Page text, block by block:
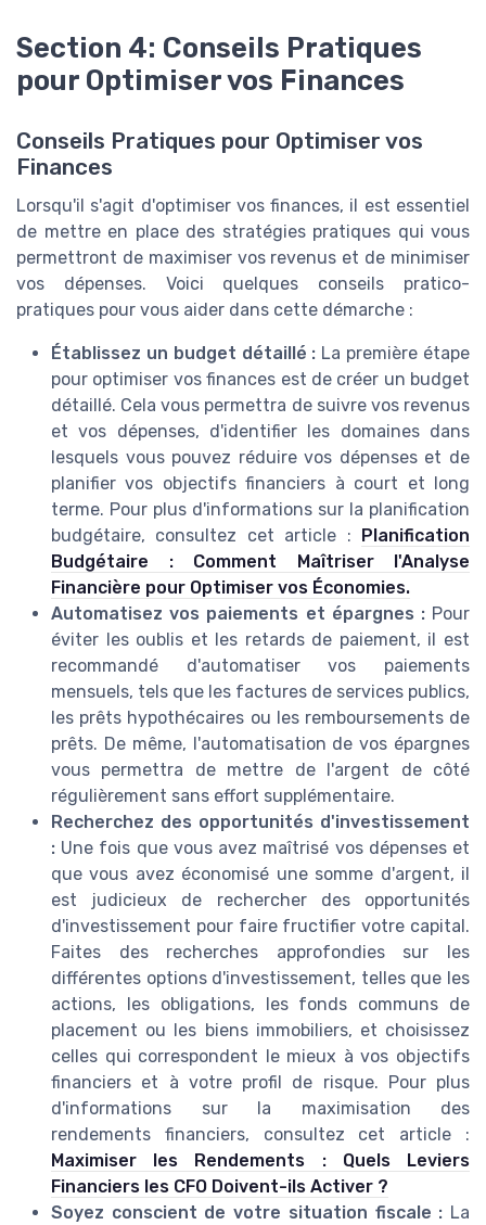
Section 4: Conseils Pratiques
pour Optimiser vos Finances
Conseils Pratiques pour Optimiser vos
Finances
Lorsqu'il s'agit d'optimiser vos finances, il est essentiel
de mettre en place des stratégies pratiques qui vous
permettront de maximiser vos revenus et de minimiser
vos dépenses. Voici quelques conseils pratico-
pratiques pour vous aider dans cette démarche :
Établissez un budget détaillé : La première étape
pour optimiser vos finances est de créer un budget
détaillé. Cela vous permettra de suivre vos revenus
et vos dépenses, d'identifier les domaines dans
lesquels vous pouvez réduire vos dépenses et de
planifier vos objectifs financiers à court et long
terme. Pour plus d'informations sur la planification
budgétaire, consultez cet article : Planification
Budgétaire : Comment Maîtriser l'Analyse
Financière pour Optimiser vos Économies.
Automatisez vos paiements et épargnes :Pour
éviter les oublis et les retards de paiement, il est
recommandé d'automatiser vos paiements
mensuels, tels que les factures de services publics,
les prêts hypothécaires ou les remboursements de
prêts. De même, l'automatisation de vos épargnes
vous permettra de mettre de l'argent de côté
régulièrement sans effort supplémentaire.
Recherchez des opportunités d'investissement
: Une fois que vous avez maîtrisé vos dépenses et
que vous avez économisé une somme d'argent, il
est judicieux de rechercher des opportunités
d'investissement pour faire fructifier votre capital.
Faites des recherches approfondies sur les
différentes options d'investissement, telles que les
actions, les obligations, les fonds communs de
placement ou les biens immobiliers, et choisissez
celles qui correspondent le mieux à vos objectifs
financiers et à votre profil de risque. Pour plus
d'informations sur la maximisation des
rendements financiers, consultez cet article :
Maximiser les Rendements : Quels Leviers
Financiers les CFO Doivent-ils Activer ?
Soyez conscient de votre situation fiscale : La